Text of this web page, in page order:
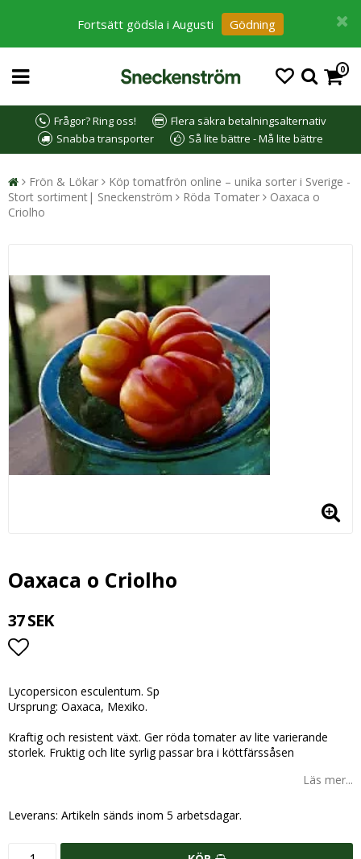
Fortsätt gödsla i Augusti Gödning
0
Frågor? Ring oss!
Flera säkra betalningsalternativ
Snabba transporter
Så lite bättre - Må lite bättre
Frön & Lökar
Köp tomatfrön online – unika sorter i Sverige -
Stort sortiment| Sneckenström
Röda Tomater
Oaxaca o
Criolho
Oaxaca o Criolho
37 SEK
Lycopersicon esculentum. Sp
Ursprung: Oaxaca, Mexiko.
Kraftig och resistent växt. Ger röda tomater av lite varierande
storlek. Fruktig och lite syrlig passar bra i köttfärssåsen
Läs mer...
Leverans: Artikeln sänds inom 5 arbetsdagar.